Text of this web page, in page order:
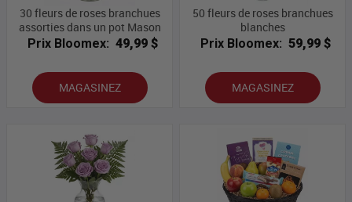
30 fleurs de roses branchues
assorties dans un pot Mason
Prix Bloomex: 49,99 $
MAGASINEZ
50 fleurs de roses branchues
blanches
Prix Bloomex: 59,99 $
MAGASINEZ